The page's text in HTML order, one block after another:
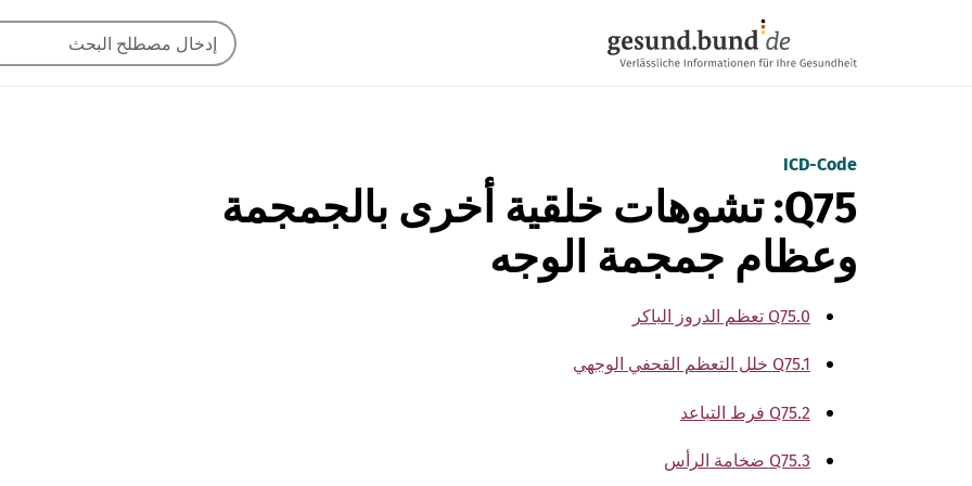
ICD-Code
Q75: تشوهات خلقية أخرى بالجمجمة
وعظام جمجمة الوجه
Q75.0 تعظم الدروز الباكر
Q75.1 خلل التعظم القحفي الوجهي
Q75.2 فرط التباعد
Q75.3 ضخامة الرأس